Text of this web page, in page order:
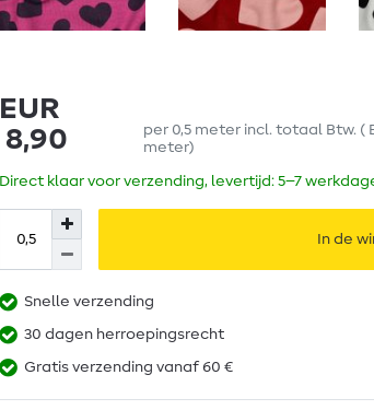
EUR
8,90
per 0,5 meter incl. totaal Btw. (
meter)
Direct klaar voor verzending, levertijd: 5–7
In de
Snelle verzending
30 dagen herroepingsrecht
Gratis verzending vanaf 60 €